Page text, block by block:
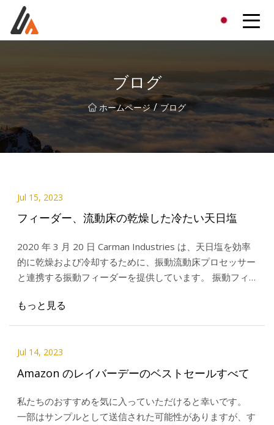
ブログ
ホームページ / ブログ
Jul 15, 2023
フィーダー、流動床の乾燥した冷たい天日塩
2020 年 3 月 20 日 Carman Industries は、天日塩を効率
的に乾燥および冷却するために、振動流動床プロセッサー
と連携する振動フィーダーを提供しています。 振動フィ
もっと見る
Jul 14, 2023
Amazon のレイバーデーのベストセールすべて
私たちのおすすめを気に入っていただけると幸いです。
一部はサンプルとして送信された可能性がありますが、す